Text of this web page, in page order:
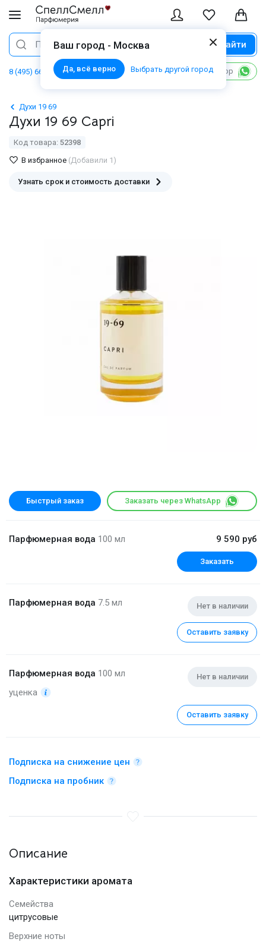
Ваш город - Москва
Да, всё верно Выбрать другой город
Поиск Найти
8 (495) 668 06 02 Написать в WhatsApp
Духи 19 69
Духи 19 69 Capri
Код товара: 52398
В избранное (Добавили 1)
Узнать срок и стоимость доставки
Быстрый заказ Заказать через WhatsApp
Парфюмерная вода 100 мл 9 590 руб
Заказать
Парфюмерная вода 7.5 мл Нет в наличии
Оставить заявку
Парфюмерная вода 100 мл
уценка
Нет в наличии
Оставить заявку
Подписка на снижение цен
Подписка на пробник
Описание
Характеристики аромата
Семейства
цитрусовые
Верхние ноты